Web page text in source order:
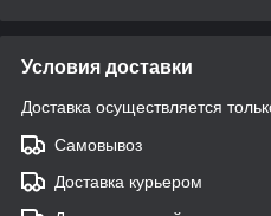
Условия доставки
Доставка осуществляется
Самовывоз
Доставка курьером